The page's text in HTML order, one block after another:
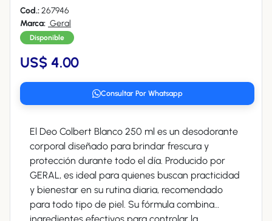
Cod.:267946
Marca: Geral
Disponible
US$ 4.00
Consultar Por Whatsapp
El Deo Colbert Blanco 250 ml es un desodorante
corporal diseñado para brindar frescura y
protección durante todo el día. Producido por
GERAL, es ideal para quienes buscan practicidad
y bienestar en su rutina diaria, recomendado
para todo tipo de piel. Su fórmula combina